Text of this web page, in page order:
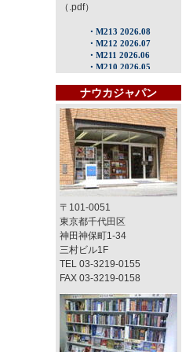
（.pdf）
ナウカジャパン
〒101-0051
東京都千代田区
神田神保町1-34
三村ビル1F
TEL 03-3219-0155
FAX 03-3219-0158